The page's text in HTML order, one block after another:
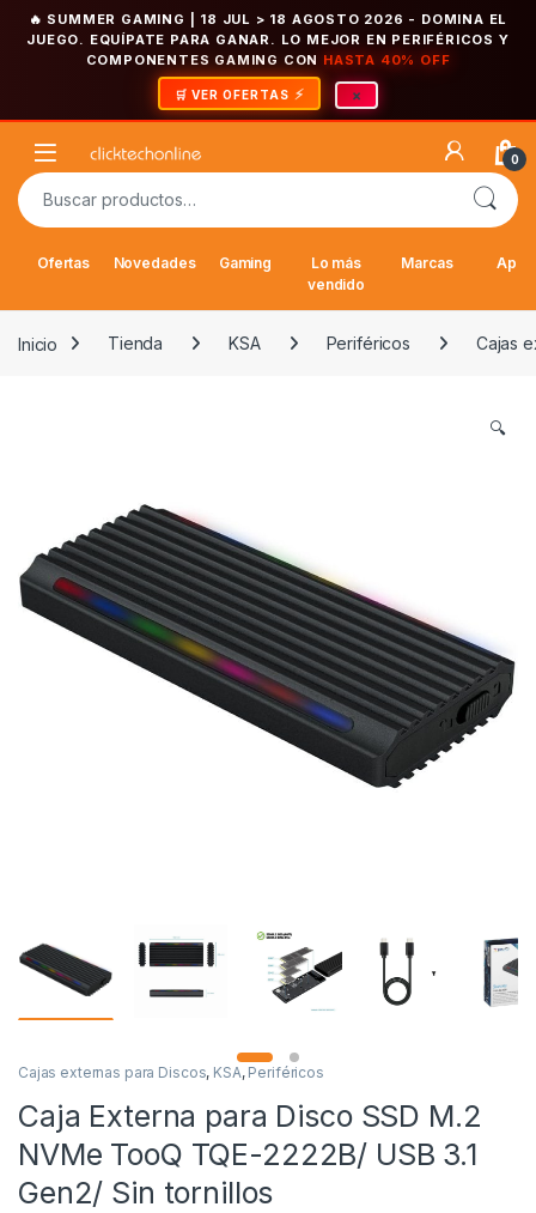
🔥 SUMMER GAMING | 18 JUL > 18 AGOSTO 2026 - DOMINA EL
JUEGO. EQUÍPATE PARA GANAR. LO MEJOR EN PERIFÉRICOS Y
COMPONENTES GAMING CON HASTA 40% OFF
🛒 VER OFERTAS ×
Open 0
Buscar por:
Ofertas Novedades Gaming
Lo más
vendido
Marcas
Inicio Tienda KSA Periféricos Cajas
🔍
Cajas externas para Discos, KSA, Periféricos
Caja Externa para Disco SSD M.2
NVMe TooQ TQE-2222B/ USB 3.1
Gen2/ Sin tornillos